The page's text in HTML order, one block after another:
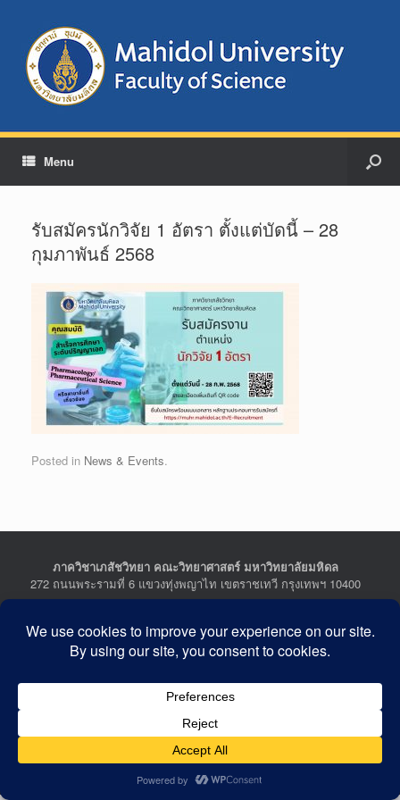
Menu
รับสมัครนักวิจัย 1 อัตรา ตั้งแต่บัดนี้ – 28
กุมภาพันธ์ 2568
Posted in News & Events.
ภาควิชาเภสัชวิทยา คณะวิทยาศาสตร์ มหาวิทยาลัยมหิดล
272 ถนนพระรามที่ 6 แขวงทุ่งพญาไท เขตราชเทวี กรุงเทพฯ 10400
University
272 Rama VI Road, Ratchathewi District, Bangkok 10400
Tel : +662-201-5641-2, Fax : +662-354-7157
Department of Pharmacology
Last Updated: July 21, 2026